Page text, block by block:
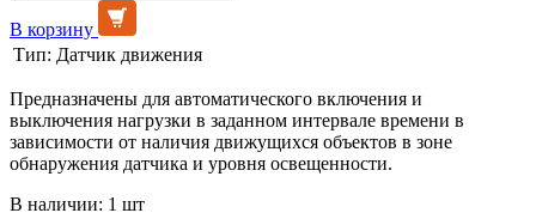
В корзину
Тип: Датчик движения
Предназначены для автоматического включения и
выключения нагрузки в заданном интервале времени в
зависимости от наличия движущихся объектов в зоне
обнаружения датчика и уровня освещенности.
В наличии: 1 шт